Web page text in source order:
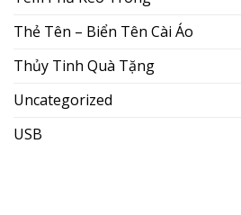
Thẻ Tên – Biển Tên Cài Áo
Thủy Tinh Quà Tặng
Uncategorized
USB